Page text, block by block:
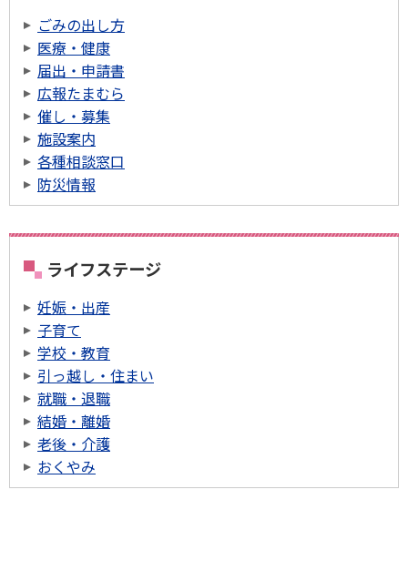
ごみの出し方
医療・健康
届出・申請書
広報たまむら
催し・募集
施設案内
各種相談窓口
防災情報
ライフステージ
妊娠・出産
子育て
学校・教育
引っ越し・住まい
就職・退職
結婚・離婚
老後・介護
おくやみ